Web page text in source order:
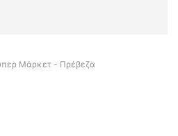
Μάρκετ - Πρέβεζα